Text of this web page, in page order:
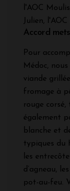
l'AOC
Julien,
Accord
Pour
Médoc,
viande
fromage à
rouge
également
blanche et
typiques du
les
d’agneau,
pot-au-feu.